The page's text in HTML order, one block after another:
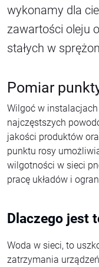
wykonamy dla
zawartości oleju
stałych w
Pomiar
Wilgoć w
najczęstszych
jakości produktów
punktu rosy
wilgotności w sieci
pracę układów i
Dlaczego jest
Woda w sieci, to
zatrzymania